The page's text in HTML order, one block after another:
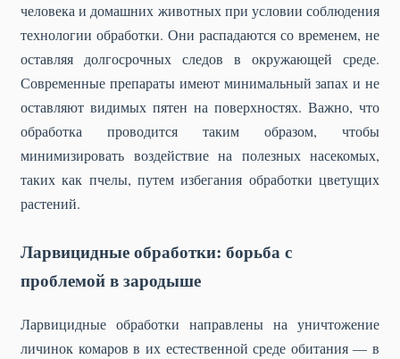
человека и домашних животных при условии соблюдения
технологии обработки. Они распадаются со временем, не
оставляя долгосрочных следов в окружающей среде.
Современные препараты имеют минимальный запах и не
оставляют видимых пятен на поверхностях. Важно, что
обработка проводится таким образом, чтобы
минимизировать воздействие на полезных насекомых,
таких как пчелы, путем избегания обработки цветущих
растений.
Ларвицидные обработки: борьба с
проблемой в зародыше
Ларвицидные обработки направлены на уничтожение
личинок комаров в их естественной среде обитания — в